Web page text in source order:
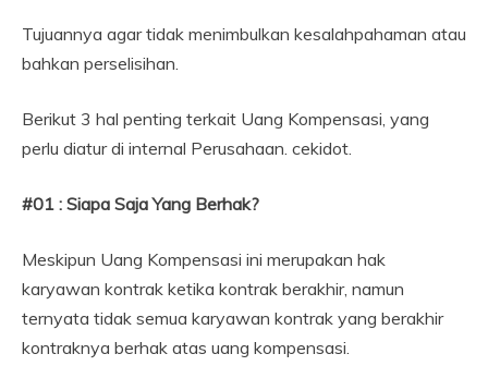
Tujuannya agar tidak menimbulkan kesalahpahaman atau
bahkan perselisihan.
Berikut 3 hal penting terkait Uang Kompensasi, yang
perlu diatur di internal Perusahaan. cekidot.
#01 : Siapa Saja Yang Berhak?
Meskipun Uang Kompensasi ini merupakan hak
karyawan kontrak ketika kontrak berakhir, namun
ternyata tidak semua karyawan kontrak yang berakhir
kontraknya berhak atas uang kompensasi.